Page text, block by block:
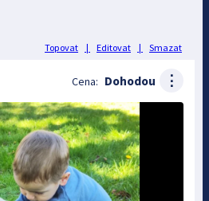
Topovat | Editovat | Smazat
Cena: Dohodou ⋮